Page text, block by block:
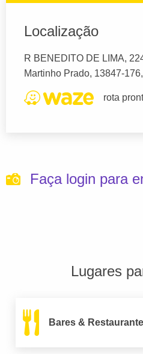
Localização
R BENEDITO DE LIMA,
Martinho Prado, 13847-
rota
Faça login para
Lugares
Bares &